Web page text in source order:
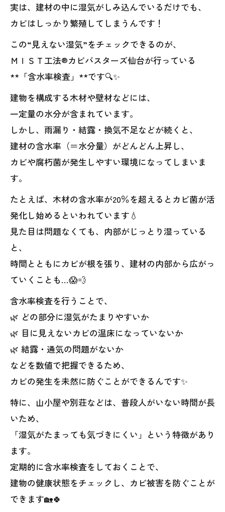
実は、建材の中に湿気がしみ込んでいるだけでも、
カビはしっかり繁殖してしまうんです！
この“見えない湿気”をチェックできるのが、
ＭＩＳＴ工法®カビバスターズ仙台が行っている
**「含水率検査」**です🔍✨
建物を構成する木材や壁材などには、
一定量の水分が含まれています。
しかし、雨漏り・結露・換気不足などが続くと、
建材の含水率（＝水分量）がどんどん上昇し、
カビや腐朽菌が発生しやすい環境になってしまいま
す。
たとえば、木材の含水率が20％を超えるとカビ菌が活
発化し始めるといわれています💧
見た目は問題なくても、内部がじっとり湿っている
と、
時間とともにカビが根を張り、建材の内部から広がっ
ていくことも…😱💨
含水率検査を行うことで、
🌿 どの部分に湿気がたまりやすいか
🌿 目に見えないカビの温床になっていないか
🌿 結露・通気の問題がないか
などを数値で把握できるため、
カビの発生を未然に防ぐことができるんです✨
特に、山小屋や別荘などは、普段人がいない時間が長
いため、
「湿気がたまっても気づきにくい」という特徴があり
ます。
定期的に含水率検査をしておくことで、
建物の健康状態をチェックし、カビ被害を防ぐことが
できます🏡🍀